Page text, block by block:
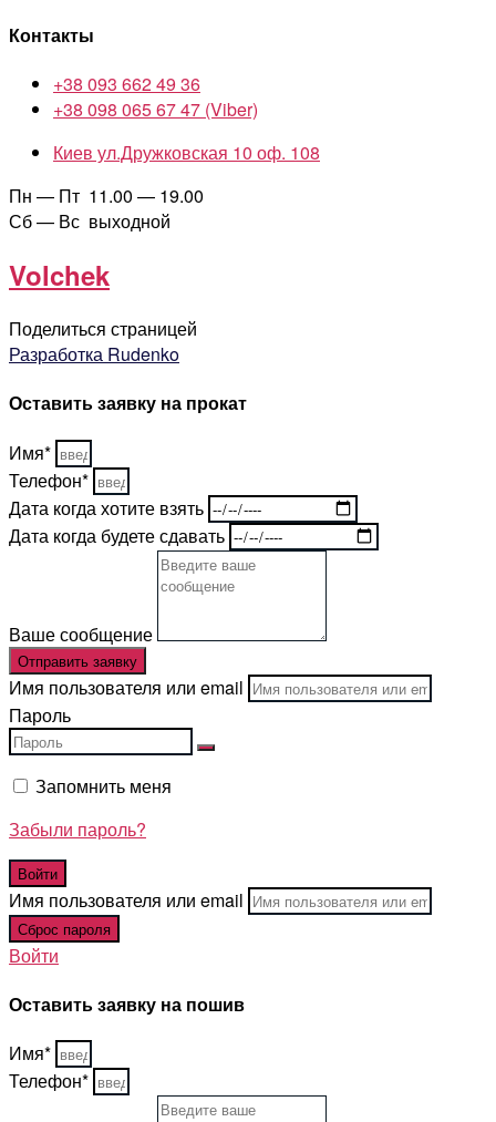
Контакты
+38 093 662 49 36
+38 098 065 67 47 (Viber)
Киев ул.Дружковская 10 оф. 108
Пн — Пт 11.00 — 19.00
Сб — Вс выходной
Volchek
Поделиться страницей
Разработка Rudenko
Оставить заявку на прокат
Имя*
Телефон*
Дата когда хотите взять
Дата когда будете сдавать
Ваше сообщение
Отправить заявку
Имя пользователя или email
Пароль
Запомнить меня
Забыли пароль?
Имя пользователя или email
Войти
Оставить заявку на пошив
Имя*
Телефон*